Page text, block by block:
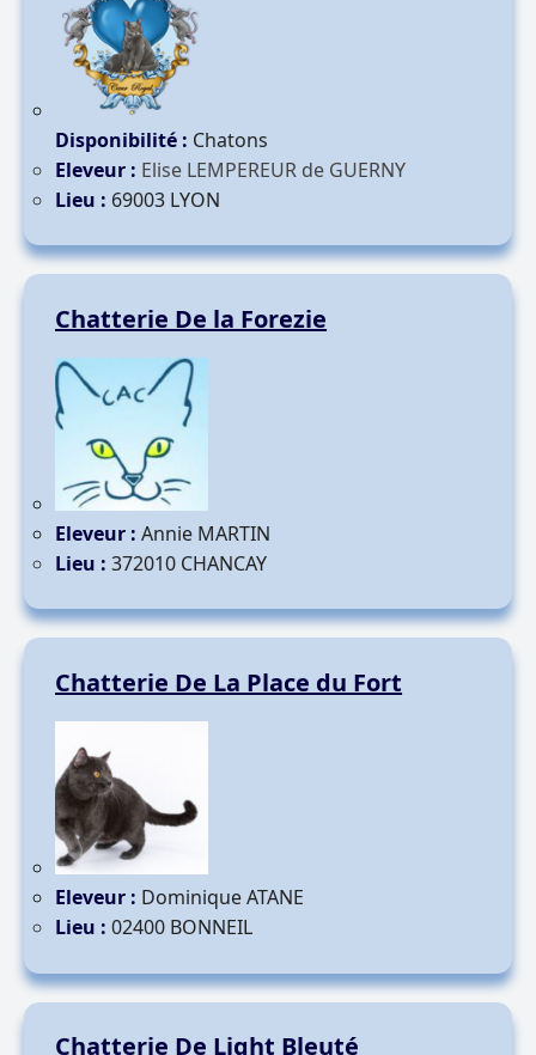
Disponibilité : Chatons
Eleveur : Elise LEMPEREUR de GUERNY
Lieu : 69003 LYON
Chatterie De la Forezie
Eleveur :Annie MARTIN
Lieu :372010 CHANCAY
Chatterie De La Place du Fort
Eleveur : Dominique ATANE
Lieu :02400 BONNEIL
Chatterie De Light Bleuté